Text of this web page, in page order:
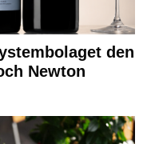
den
Newton